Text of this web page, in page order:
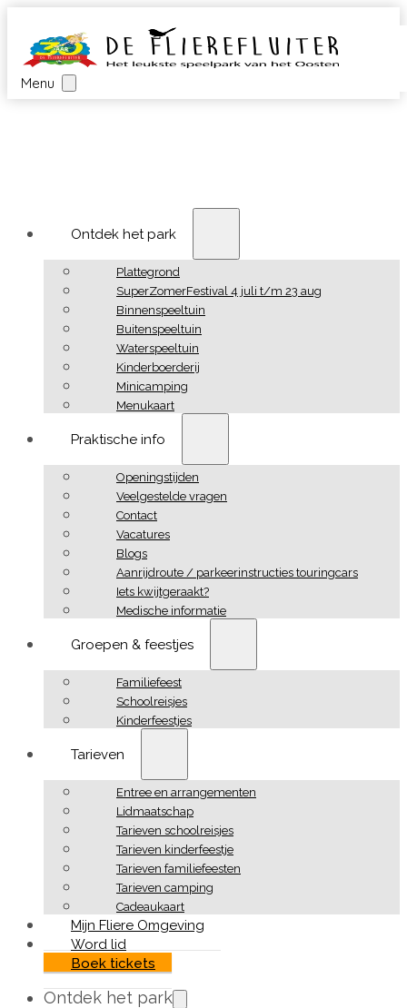
Menu
Ontdek het park
Plattegrond
SuperZomerFestival 4 juli t/m 23 aug
Binnenspeeltuin
Buitenspeeltuin
Waterspeeltuin
Kinderboerderij
Minicamping
Menukaart
Praktische info
Openingstijden
Veelgestelde vragen
Contact
Vacatures
Blogs
Aanrijdroute / parkeerinstructies touringcars
Iets kwijtgeraakt?
Medische informatie
Groepen & feestjes
Familiefeest
Schoolreisjes
Kinderfeestjes
Tarieven
Entree en arrangementen
Lidmaatschap
Tarieven schoolreisjes
Tarieven kinderfeestje
Tarieven familiefeesten
Tarieven camping
Cadeaukaart
Mijn Fliere Omgeving
Word lid
Boek tickets
Ontdek het park